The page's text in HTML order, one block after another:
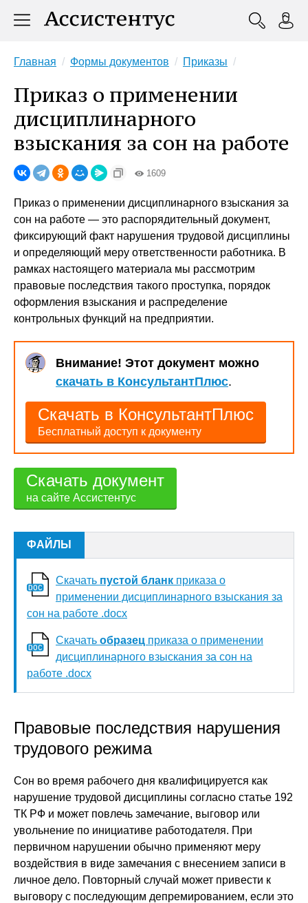
Главная Формы документов Приказы
Приказ о применении
дисциплинарного
взыскания за сон на работе
1609
Приказ о применении дисциплинарного взыскания за
сон на работе — это распорядительный документ,
фиксирующий факт нарушения трудовой дисциплины
и определяющий меру ответственности работника. В
рамках настоящего материала мы рассмотрим
правовые последствия такого проступка, порядок
оформления взыскания и распределение
контрольных функций на предприятии.
Внимание! Этот документ можно
скачать в КонсультантПлюс.
Скачать в КонсультантПлюс
Бесплатный доступ к документу
Скачать документ
на сайте Ассистентус
ФАЙЛЫ
Скачать пустой бланк приказа о
применении дисциплинарного взыскания за
сон на работе .docx
Скачать образец приказа о применении
дисциплинарного взыскания за сон на
работе .docx
Правовые последствия нарушения
трудового режима
Сон во время рабочего дня квалифицируется как
нарушение трудовой дисциплины согласно статье 192
ТК РФ и может повлечь замечание, выговор или
увольнение по инициативе работодателя. При
первичном нарушении обычно применяют меру
воздействия в виде замечания с внесением записи в
личное дело. Повторный случай может привести к
выговору с последующим депремированием, если это